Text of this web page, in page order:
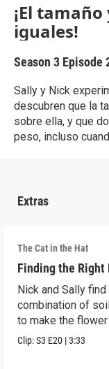
¡El
iguales!
Season 3 Episode
Sally y Nick
descubren que la
sobre ella, y que
peso, incluso
Extras
The Cat in the Hat
Finding the Right
Nick and Sally
combination of
to make the
Clip:S3 E20 |3:33